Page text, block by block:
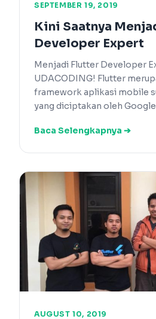
SEPTEMBER 19, 2019
Kini Saatnya
Developer Expert
Menjadi Flutter Developer
UDACODING! Flutter
framework aplikasi mobile
yang diciptakan oleh
Baca Selengkapnya ➔
AUGUST 10, 2019